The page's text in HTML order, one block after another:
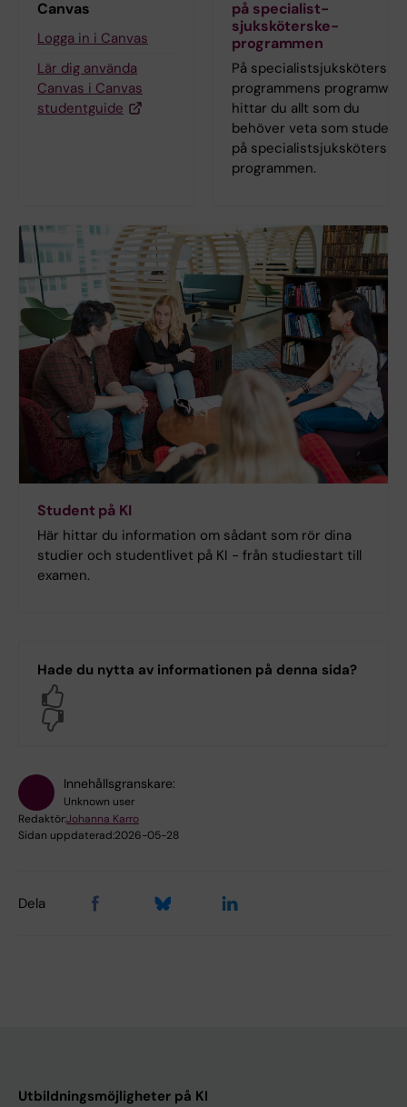
Canvas
Logga in i Canvas
Lär dig använda
Canvas i Canvas
studentguide
på specialist­
sjuksköterske­
programmen
På
programmens
hittar du allt som du
behöver veta som student
på
programmen.
Student på KI
Här hittar du information om sådant som rör dina
studier och studentlivet på KI - från studiestart till
examen.
Hade du nytta av informationen på denna sida?
Innehållsgranskare:
Unknown user
Redaktör:Johanna Karro
Sidan uppdaterad:2026-05-28
Dela
Utbildningsmöjligheter på KI